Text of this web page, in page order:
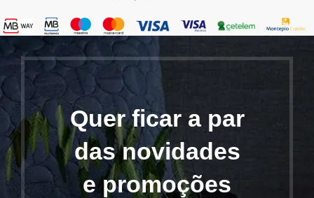
Quer ficar a par
das novidades
e promoções